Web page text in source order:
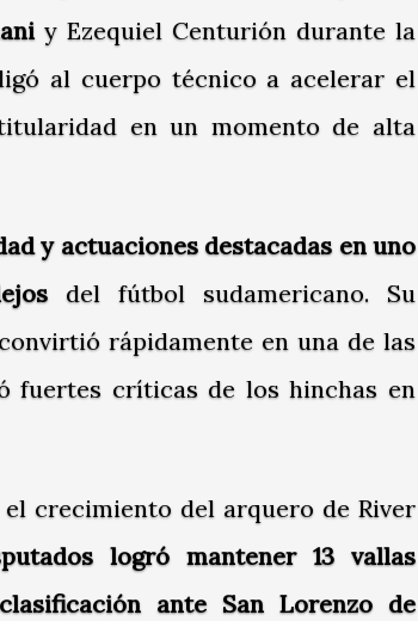
y Ezequiel Centurión durante la
al cuerpo técnico a acelerar el
en un momento de alta
y actuaciones destacadas en uno
del fútbol sudamericano. Su
rápidamente en una de las
fuertes críticas de los hinchas en
crecimiento del arquero de River
logró mantener 13 vallas
ante San Lorenzo de